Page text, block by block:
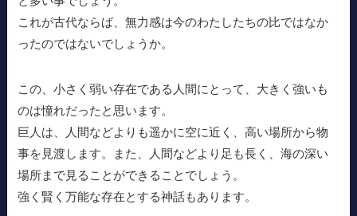
これが古代ならば、無力感は今のわたしたちの比ではなか
ったのではないでしょうか。
この、小さく弱い存在である人間にとって、大きく強いも
のは憧れだったと思います。
巨人は、人間などよりも遥かに空に近く、高い場所から物
事を見渡します。また、人間などより足も長く、海の深い
場所まで見ることができることでしょう。
強く賢く万能な存在とする神話もあります。